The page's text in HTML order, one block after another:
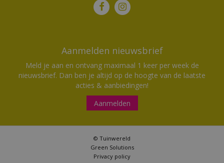
Aanmelden nieuwsbrief
Meld je aan en ontvang maximaal 1 keer per week de
nieuwsbrief. Dan ben je altijd op de hoogte van de laatste
acties & aanbiedingen!
Aanmelden
© Tuinwereld
Green Solutions
Privacy policy